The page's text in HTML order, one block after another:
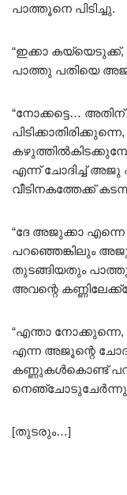
പാത്തൂനെ പിടിച്ചു.
“ഇക്കാ
പാത്തു പതിയെ
“നോക്കട്ടെ… അതിന്
എന്ന് ചോദിച്ച്
വീടിനകത്തേക്ക്
“ദേ അജുക്കാ എന്നെ
പറഞ്ഞെങ്കിലും
തുടങ്ങിയതും
അവന്റെ
“എന്താ
എന്ന അജൂന്റെ
കണ്ണുകൾകൊണ്ട്
[തുടരും…]